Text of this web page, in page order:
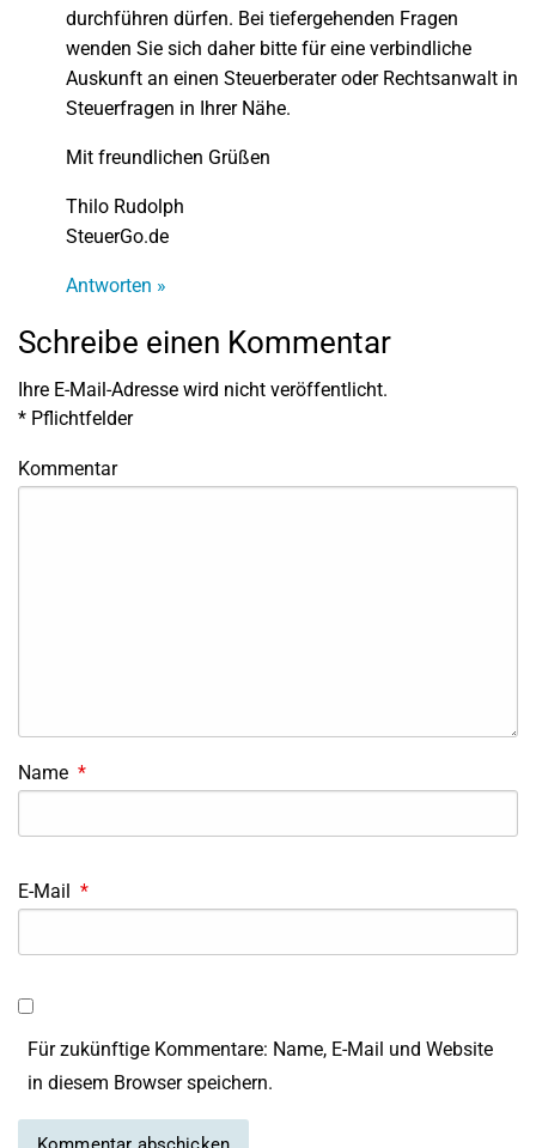
durchführen dürfen. Bei tiefergehenden Fragen
wenden Sie sich daher bitte für eine verbindliche
Auskunft an einen Steuerberater oder Rechtsanwalt in
Steuerfragen in Ihrer Nähe.
Mit freundlichen Grüßen
Thilo Rudolph
SteuerGo.de
Antworten »
Schreibe einen Kommentar
Ihre E-Mail-Adresse wird nicht veröffentlicht.
* Pflichtfelder
Kommentar
Name *
E-Mail *
Für zukünftige Kommentare: Name, E-Mail und Website
in diesem Browser speichern.